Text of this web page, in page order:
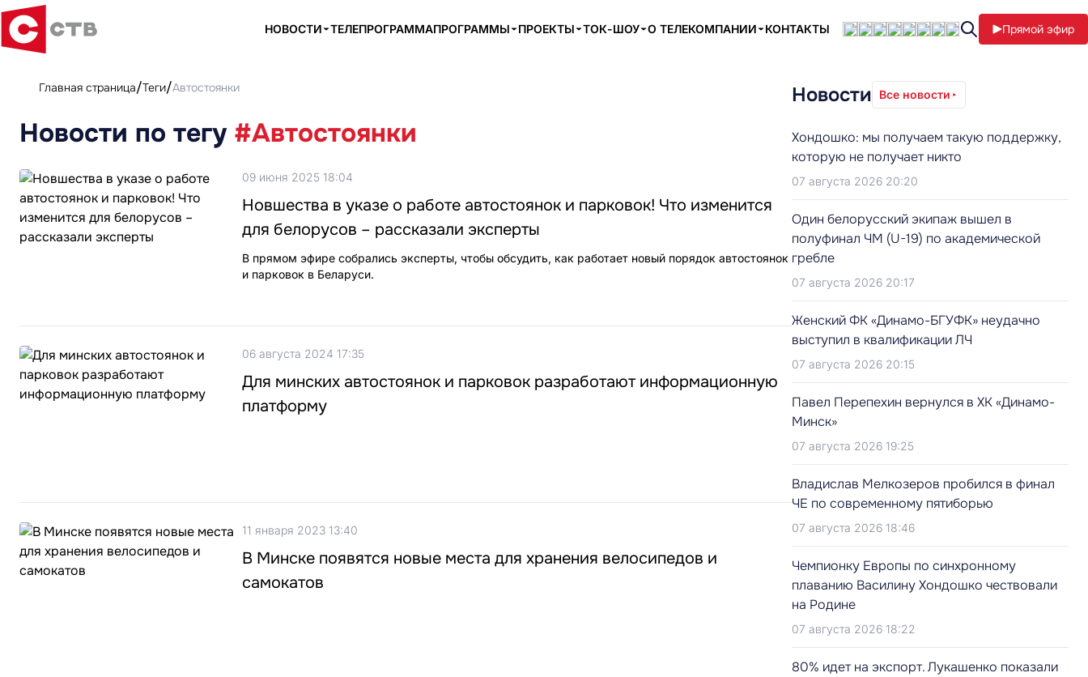
НОВОСТИ ТЕЛЕПРОГРАММАПРОГРАММЫ ПРОЕКТЫ ТОК-ШОУ О ТЕЛЕКОМПАНИИ КОНТАКТЫ Прямой эфир
Главная страница Теги Автостоянки
Новости по тегу #Автостоянки
09 июня 2025 18:04
Новшества в указе о работе автостоянок и парковок! Что изменится
для белорусов – рассказали эксперты
В прямом эфире собрались эксперты, чтобы обсудить, как работает новый порядок автостоянок
и парковок в Беларуси.
06 августа 2024 17:35
Для минских автостоянок и парковок разработают информационную
платформу
11 января 2023 13:40
В Минске появятся новые места для хранения велосипедов и
самокатов
Новости Все новости
Хондошко: мы получаем такую поддержку,
которую не получает никто
07 августа 2026 20:20
Один белорусский экипаж вышел в
полуфинал ЧМ (U-19) по академической
гребле
07 августа 2026 20:17
Женский ФК «Динамо-БГУФК» неудачно
выступил в квалификации ЛЧ
07 августа 2026 20:15
Павел Перепехин вернулся в ХК «Динамо-
Минск»
07 августа 2026 19:25
Владислав Мелкозеров пробился в финал
ЧЕ по современному пятиборью
07 августа 2026 18:46
Чемпионку Европы по синхронному
плаванию Василину Хондошко чествовали
на Родине
07 августа 2026 18:22
80% идет на экспорт. Лукашенко показали